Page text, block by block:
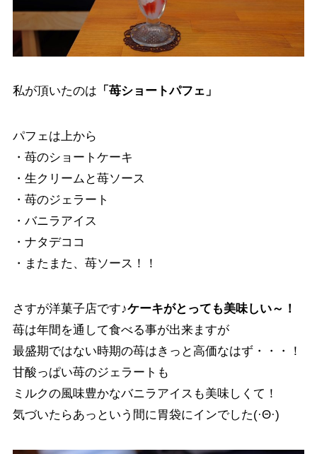
私が頂いたのは 「苺ショートパフェ」
パフェは上から
・苺のショートケーキ
・生クリームと苺ソース
・苺のジェラート
・バニラアイス
・ナタデココ
・またまた、苺ソース！！
さすが洋菓子店です♪ケーキがとっても美味しい～！
苺は年間を通して食べる事が出来ますが
最盛期ではない時期の苺はきっと高価なはず・・・！
甘酸っぱい苺のジェラートも
ミルクの風味豊かなバニラアイスも美味しくて！
気づいたらあっという間に胃袋にインでした(·Θ·)